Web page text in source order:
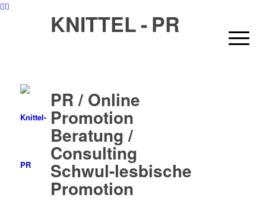
KNITTEL - PR
PR / Online
Promotion
Beratung /
Consulting
Schwul-lesbische
Promotion